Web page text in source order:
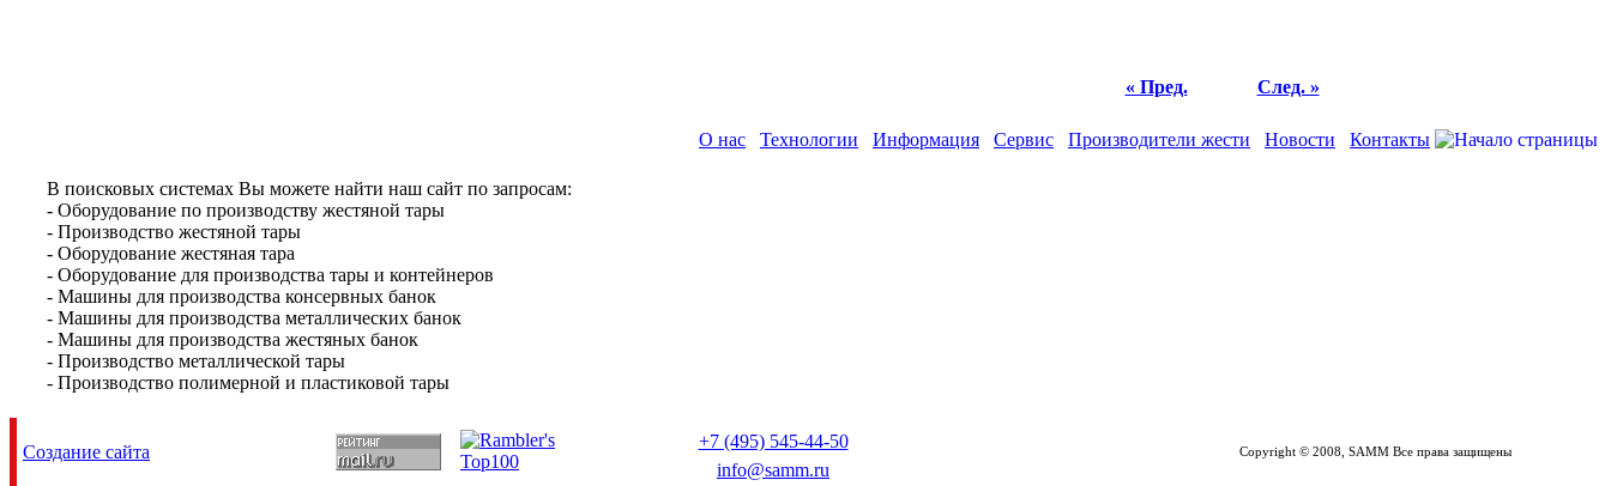
« Пред. След. »
О нас Технологии Информация Сервис Производители жести Новости Контакты
В поисковых системах Вы можете найти наш сайт по запросам:
- Оборудование по производству жестяной тары
- Производство жестяной тары
- Оборудование жестяная тара
- Оборудование для производства тары и контейнеров
- Машины для производства консервных банок
- Машины для производства металлических банок
- Машины для производства жестяных банок
- Производство металлической тары
- Производство полимерной и пластиковой тары
Создание сайта
+7 (495) 545-44-50
info@samm.ru
Copyright © 2008, SAMM Все права защищены